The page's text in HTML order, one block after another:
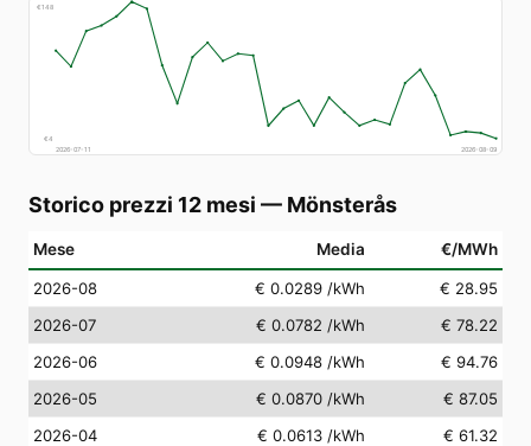
€148
€4
2026-07-11
2026-08-09
Storico prezzi 12 mesi — Mönsterås
Mese Media €/MWh
2026-08 € 0.0289 /kWh
€ 28.95
2026-07
€ 0.0782 /kWh
€ 78.22
2026-06
€ 0.0948 /kWh
€ 94.76
2026-05
€ 0.0870 /kWh
€ 87.05
2026-04
€ 0.0613 /kWh
€ 61.32